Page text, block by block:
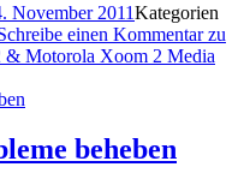
November 2011Kategorien
einen Kommentarzu
Motorola Xoom 2 Media
beheben